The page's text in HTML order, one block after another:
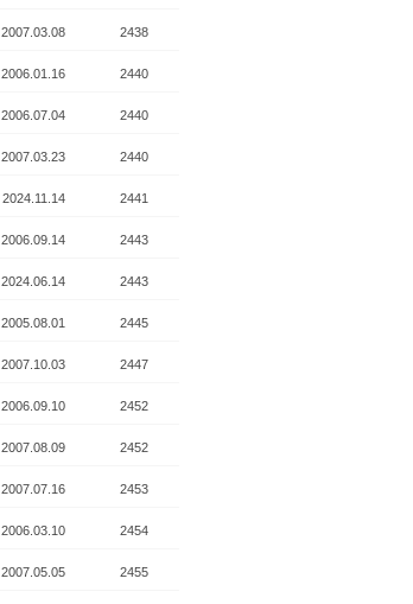
2007.03.08 2438
2006.01.16 2440
2006.07.04 2440
2007.03.23 2440
2024.11.14 2441
2006.09.14 2443
2024.06.14 2443
2005.08.01 2445
2007.10.03 2447
2006.09.10 2452
2007.08.09 2452
2007.07.16 2453
2006.03.10 2454
2007.05.05 2455